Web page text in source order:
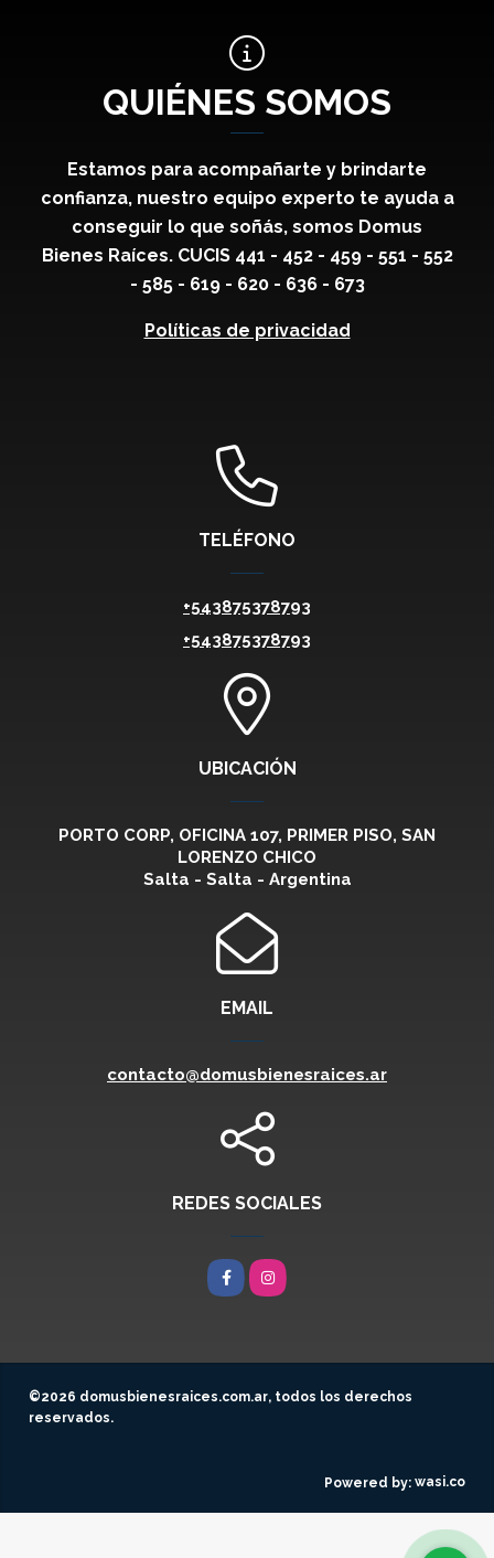
QUIÉNES SOMOS
Estamos para acompañarte y brindarte
confianza, nuestro equipo experto te ayuda a
conseguir lo que soñás, somos Domus
Bienes Raíces. CUCIS 441 - 452 - 459 - 551 - 552
- 585 - 619 - 620 - 636 - 673
Políticas de privacidad
TELÉFONO
+543875378793
+543875378793
UBICACIÓN
PORTO CORP, OFICINA 107, PRIMER PISO, SAN
LORENZO CHICO
Salta - Salta - Argentina
EMAIL
contacto@domusbienesraices.ar
REDES SOCIALES
FacebookInstagram
©2026 domusbienesraices.com.ar, todos los derechos
reservados.
Powered by: wasi.co